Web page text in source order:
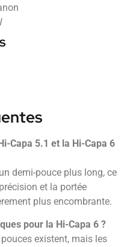
Capa 5.1 et la Hi-Capa 6
demi-pouce plus long, ce
et la portée
plus encombrante.
pour la Hi-Capa 6 ?
existent, mais les